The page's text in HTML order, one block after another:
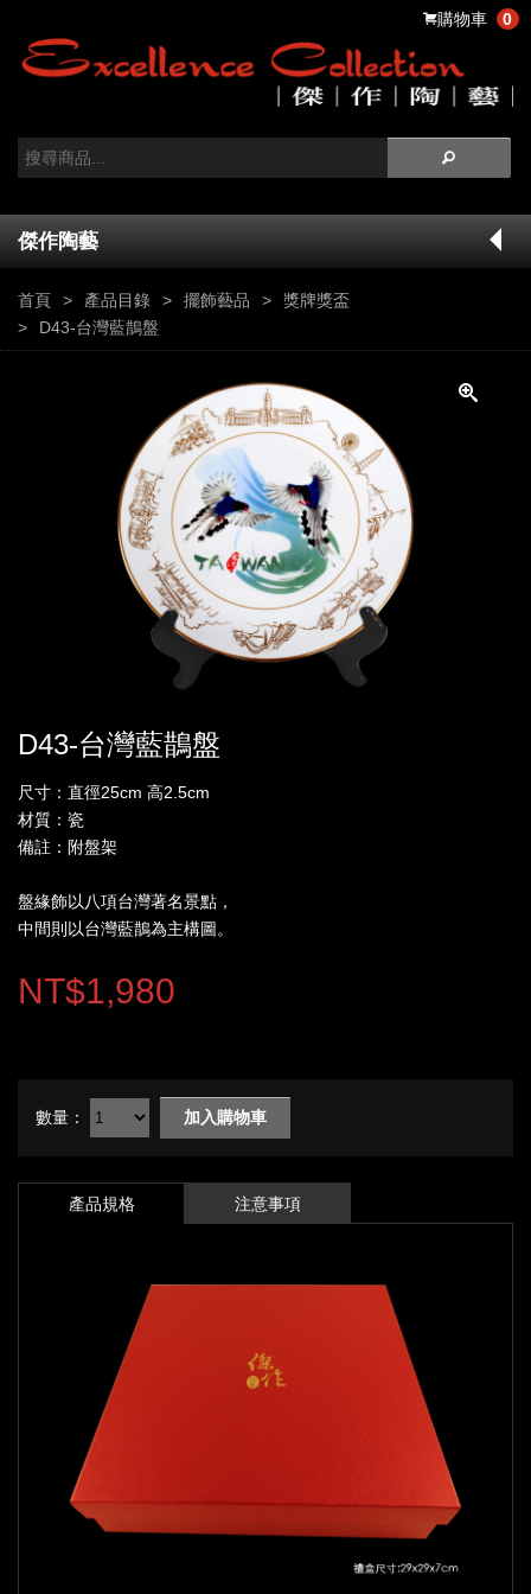
購物車 0
傑作陶藝
首頁 產品目錄 擺飾藝品
獎牌獎盃
D43-台灣藍鵲盤
D43-台灣藍鵲盤
尺寸：直徑25cm 高2.5cm
材質：瓷
備註：附盤架
盤緣飾以八項台灣著名景點，
中間則以台灣藍鵲為主構圖。
NT$1,980
數量： 加入購物車
產品規格 注意事項